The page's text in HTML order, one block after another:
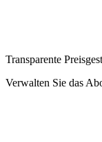
Transparente
Verwalten Sie das